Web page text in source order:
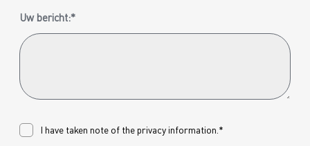
Uw bericht:*
I have taken note of theprivacyinformation.*